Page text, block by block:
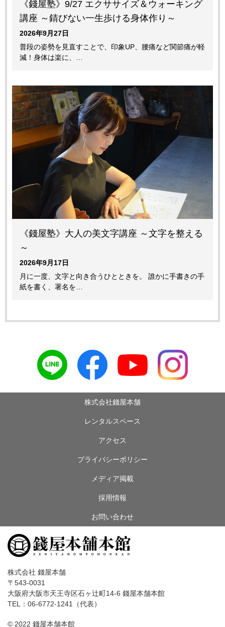
《錢屋塾》9/27 エクササイズ＆ウォーキング
講座 ～錆びない一生歩ける身体作り～
2026年9月27日
普段の姿勢を見直すことで、印象UP、腰痛など関節痛が軽
減！身体は楽に、…
《錢屋塾》大人の美文字講座 ～文字を整える
～
2026年9月17日
月に一度、文字と向き合うひとときを。 誰かに手書きの手
紙を書く、署名を…
株式会社錢屋本舗
レンタルスペース
アクセス
プライバシーポリシー
メディア掲載
採用情報
お問い合わせ
株式会社 錢屋本舗
〒543-0031
大阪府大阪市天王寺区石ヶ辻町14-6 錢屋本舗本館
TEL：06-6772-1241（代表）
© 2022 錢屋本舗本館